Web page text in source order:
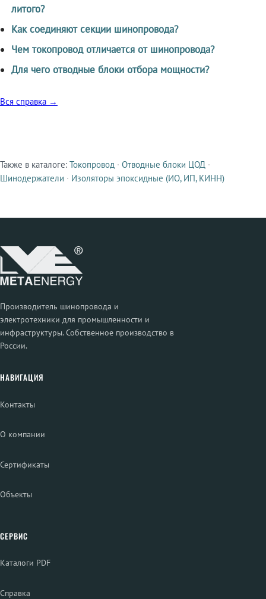
литого?
Как соединяют секции шинопровода?
Чем токопровод отличается от шинопровода?
Для чего отводные блоки отбора мощности?
Вся справка →
Смежные продукты
Также в каталоге: Токопровод · Отводные блоки ЦОД ·
Шинодержатели · Изоляторы эпоксидные (ИО, ИП, КИНН)
Производитель шинопровода и
электротехники для промышленности и
инфраструктуры. Собственное производство в
России.
НАВИГАЦИЯ
Контакты
О компании
Сертификаты
Объекты
СЕРВИС
Каталоги PDF
Справка